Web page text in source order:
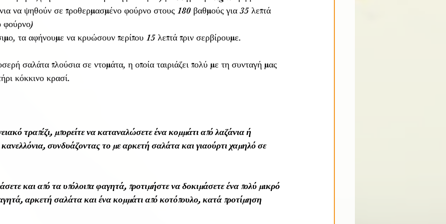
να ψηθούν σε προθερμασμένο φούρνο στους 180 βαθμούς για 35 λεπτά
φούρνο)
τα αφήνουμε να κρυώσουν περίπου 15 λεπτά πριν σερβίρουμε.
σαλάτα πλούσια σε ντομάτα, η οποία ταιριάζει πολύ με τη συνταγή μας
κόκκινο κρασί.
τραπέζι, μπορείτε να καταναλώσετε ένα κομμάτι από λαζάνια ή
συνδυάζοντας το με αρκετή σαλάτα και γιαούρτι χαμηλό σε
και από τα υπόλοιπα φαγητά, προτιμήστε να δοκιμάσετε ένα πολύ μικρό
αρκετή σαλάτα και ένα κομμάτι από κοτόπουλο, κατά προτίμηση